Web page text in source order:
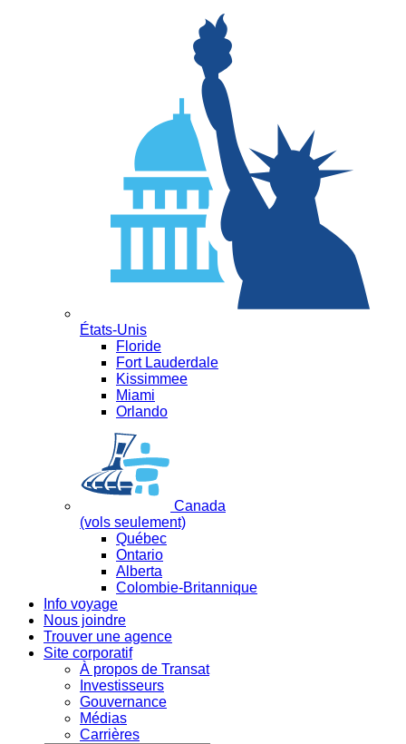
États-Unis
Floride
Fort Lauderdale
Kissimmee
Miami
Orlando
Canada
(vols seulement)
Québec
Ontario
Alberta
Colombie-Britannique
Info voyage
Nous joindre
Trouver une agence
Site corporatif
À propos de Transat
Investisseurs
Gouvernance
Médias
Carrières